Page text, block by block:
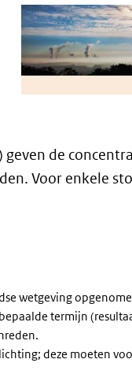
Zeer Zorgwekkende
de
Voor enkele
wetgeving
termijn
deze moeten